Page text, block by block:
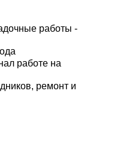
работы -
работе на
ремонт и